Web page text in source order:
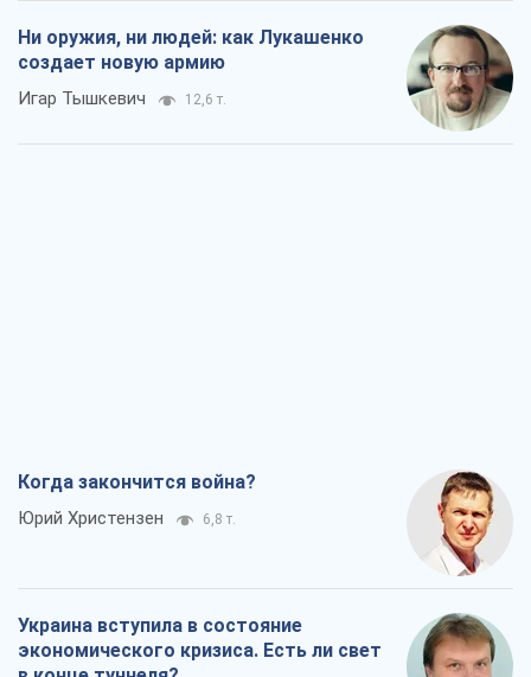
Ни оружия, ни людей: как Лукашенко
создает новую армию
Игар Тышкевич 12,6 т.
Когда закончится война?
Юрий Христензен 6,8 т.
Украина вступила в состояние
экономического кризиса. Есть ли свет